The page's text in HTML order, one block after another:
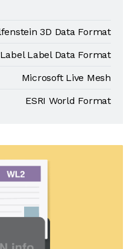
3D Data Format
Label Data Format
Microsoft Live Mesh
ESRI World Format